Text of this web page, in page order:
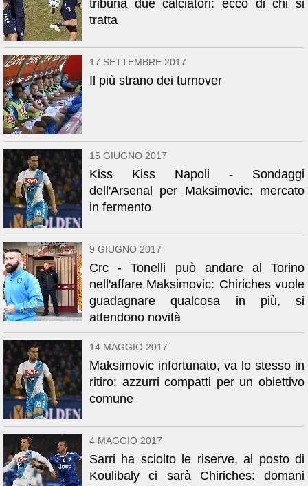
tribuna due calciatori: ecco di chi si
tratta
17 SETTEMBRE 2017
Il più strano dei turnover
15 GIUGNO 2017
Kiss Kiss Napoli - Sondaggi
dell'Arsenal per Maksimovic: mercato
in fermento
9 GIUGNO 2017
Crc - Tonelli può andare al Torino
nell'affare Maksimovic: Chiriches vuole
guadagnare qualcosa in più, si
attendono novità
14 MAGGIO 2017
Maksimovic infortunato, va lo stesso in
ritiro: azzurri compatti per un obiettivo
comune
4 MAGGIO 2017
Sarri ha sciolto le riserve, al posto di
Koulibaly ci sarà Chiriches: domani